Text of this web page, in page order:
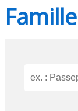
Famille